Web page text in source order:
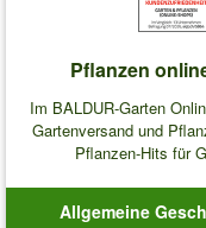
Pflanzen
Im BALDUR-Garten
Gartenversand und
Pflanzen-Hits für
Allgemeine